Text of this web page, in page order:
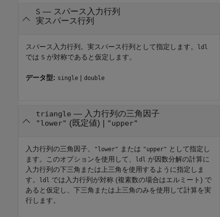
S — スパース入力行列
実スパース行列
スパース入力行列。実スパース行列として指定します。 ldl
では S が対称であると仮定します。
データ型: single | double
triangle — 入力行列の三角因子
"lower" (既定値) | "upper"
入力行列の三角因子。 "lower" または "upper" として指定し
ます。このオプションを使用して、
ldl が因数分解の計算に
入力行列の下三角または上三角を使用するように指定しま
す。
ldl では入力行列が対称 (複素数の場合はエルミート) で
あると仮定し、下三角または上三角のみを使用して計算を実
行します。